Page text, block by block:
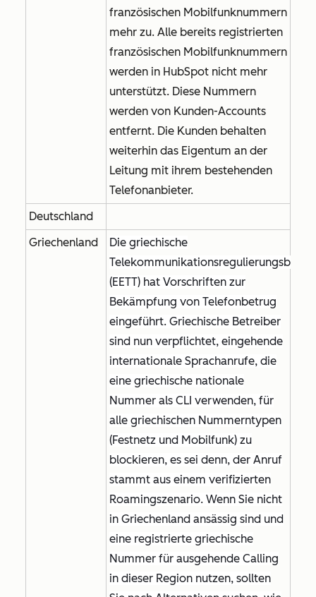
französischen Mobilfunknummern
mehr zu. Alle bereits registrierten
französischen Mobilfunknummern
werden in HubSpot nicht mehr
unterstützt. Diese Nummern
werden von Kunden-Accounts
entfernt. Die Kunden behalten
weiterhin das Eigentum an der
Leitung mit ihrem bestehenden
Telefonanbieter.
Deutschland
Griechenland
Die griechische
(EETT) hat Vorschriften zur
Bekämpfung von Telefonbetrug
eingeführt. Griechische Betreiber
sind nun verpflichtet, eingehende
internationale Sprachanrufe, die
eine griechische nationale
Nummer als CLI verwenden, für
alle griechischen Nummerntypen
(Festnetz und Mobilfunk) zu
blockieren, es sei denn, der Anruf
stammt aus einem verifizierten
Roamingszenario. Wenn Sie nicht
in Griechenland ansässig sind und
eine registrierte griechische
Nummer für ausgehende Calling
in dieser Region nutzen, sollten